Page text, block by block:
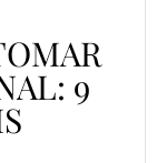
9